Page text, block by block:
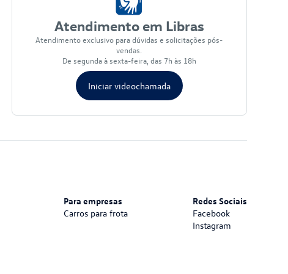
Atendimento em Libras
Atendimento exclusivo para dúvidas e solicitações pós-
vendas.
De segunda à sexta-feira, das 7h às 18h
Iniciar videochamada
Para empresas
Carros para frota
Redes Sociais
Facebook
Instagram